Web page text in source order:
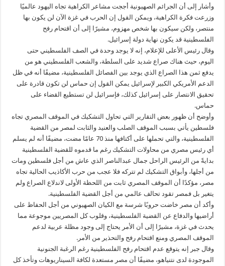
وأشار إلى أن الجرائم الصهيونية أججت مشاعر الكراهية تجاه اليهود عالميًا
وزرعت فكرة الكراهية، ويمكن القول إن الحرب في غزة الآن لن يكون بها
منتصر، ولكن سيكون بها شخص مهزوم، مشيرًا إلى أن اقتحام رفح
الفلسطينية قد يكون نهاية دولة إسرائيل.
وقال رئيس الأعلى للإعلام، إنه لا يوجد وحدة في الصف الفلسطيني حتى
اليوم، حيث هناك صراع شديد على السلطة، والشعب الفلسطيني هو من
يدفع ثمن هذا الصراع الذي يوجد بين الفصائل الفلسطينية، مضيفًا أنه في ظل
الدعم الأمريكي الكبير لإسرائيل يمكن القول إن حماس لن تكون قادرة على
تحقيق الانتصار على إسرائيل كذلك، فإسرائيل لن تستطيع القضاء على
حماس.
وأوضح أن ظهور بعض التقارير التي تحاول التشكيك في الموقف المصري تجاه
فلسطين يأتي بسبب الموقف الصلب والعنيد والثابت لمصر من القضية
الفلسطينية، والتي تحملها على أكتافها منذ 70 عامًا مضت، مضيفًا أنه لم يسلم
أي رئيس مصري من محاولات التشكيك رغم ما قدموه للقضية الفلسطينية
بدايةً من الرئيس الراحل جمال عبدالناصر الذي عاش من أجل فلسطين ومات
من أجلها، وأبواق التشكيك لم تتركه فلا عجب من حرب الأكاذيب الحالية تجاه
مصر، مؤكدًا أن الموقف المصري ثابت من اللحظة الأولى لاندلاع الصراع ولم
يتغير بل فمصر تقود تحالف عالمي من أجل القضية الفلسطينية.
وأكد أن مصر خاضت حروبًا شرسة مع الكيان الصهيوني من أجل الحفاظ على
أراضيها والدفاع عن القضية الفلسطينية، وقلوب كل المصريين موجوعة مما
يحدث في غزة، مشيرًا إلى أن الأمر يحتاج إلى وجود مظلة عربية لدعم
الموقف المصري ومنع اقتحام رفح والتحذير من الأمر.
وقال جبر إنه يتوقع عدم اقتحام رفح الفلسطينية رغم الرغبة الجنونية
الموجودة لدى نتنياهو، مضيفًا أن مصر مستعدة لكافة السيناريوهات وتأخذ كل